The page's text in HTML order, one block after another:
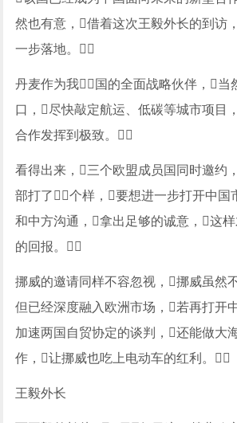
然也有意，借着这次王毅外长的到访
一步落地。
丹麦作为我国的全面战略伙伴，当
口，尽快敲定航运、低碳等城市项目
合作发挥到极致。
看得出来，三个欧盟成员国同时邀约
部打了个样，要想进一步打开中国
和中方沟通，拿出足够的诚意，这
的回报。
挪威的邀请同样不容忽视，挪威虽然
但已经深度融入欧洲市场，若再打开
加速两国自贸协定的谈判，还能做大
作，让挪威也吃上电动车的红利。
王毅外长